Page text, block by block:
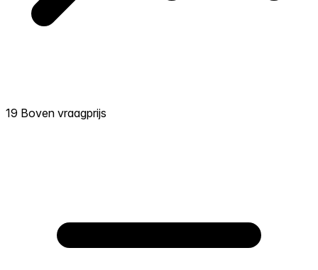
19 Boven vraagprijs